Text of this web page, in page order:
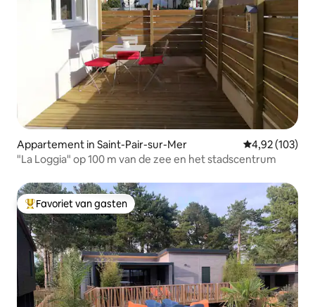
Appartement in Saint-Pair-sur-Mer Gemiddelde
4,92 (103)
"La Loggia" op 100 m van de zee en het stadscentrum
Topfavoriet van gasten
Favoriet van gasten